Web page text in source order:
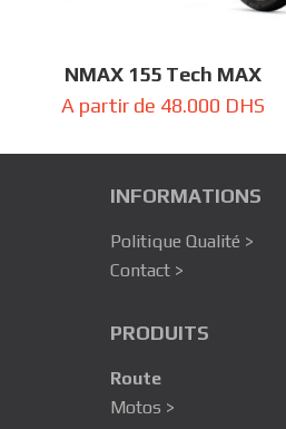
NMAX 155 Tech MAX
A partir de 48.000 DHS
INFORMATIONS
Politique Qualité >
Contact >
PRODUITS
Route
Motos >